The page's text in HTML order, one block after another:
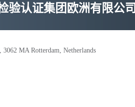
验认证集团欧洲有限公司
3062 MA Rotterdam, Netherlands